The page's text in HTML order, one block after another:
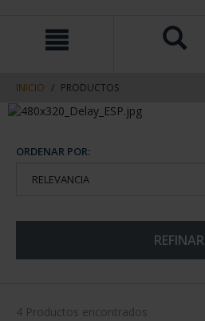
contenido
navegacin
INICIO PRODUCTOS
ORDENAR POR:
REFINAR
4 Productos encontrados